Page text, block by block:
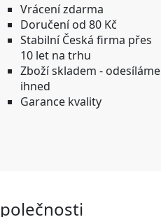
Vrácení zdarma
Doručení od 80 Kč
StabilníČeská firma přes
10 let na trhu
Zboží skladem - odesíláme
ihned
Garance kvality